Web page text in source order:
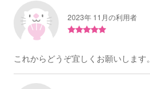
2023年 11月の利用者
これからどうぞ宜しくお願いします。